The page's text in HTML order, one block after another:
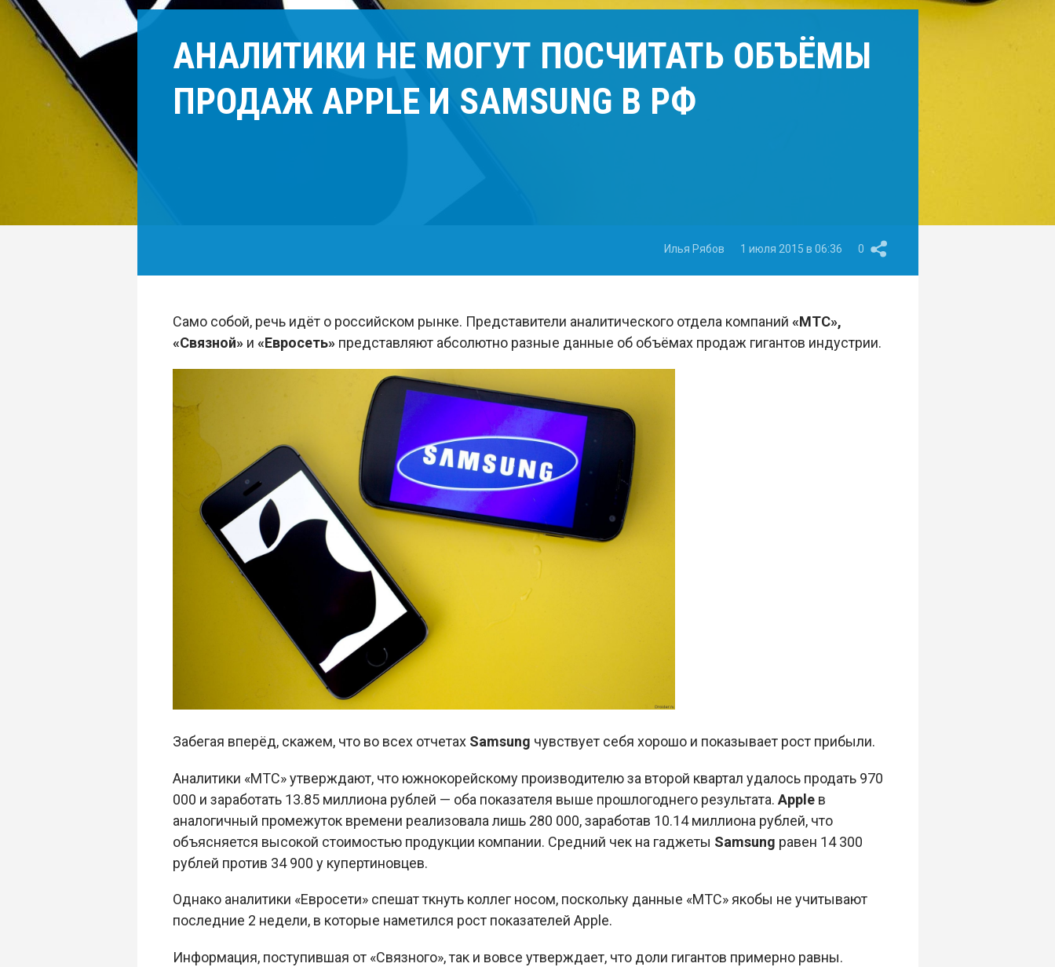
АНАЛИТИКИ НЕ МОГУТ ПОСЧИТАТЬ ОБЪЁМЫ
ПРОДАЖ APPLE И SAMSUNG В РФ
Илья Рябов 1 июля 2015 в 06:36 0
Само собой, речь идёт о российском рынке. Представители аналитического отдела компаний «МТС»,
«Связной»и «Евросеть»представляют абсолютно разные данные об объёмах продаж гигантов индустрии.
Забегая вперёд, скажем, что во всех отчетахSamsung чувствует себя хорошо и показывает рост прибыли.
Аналитики «МТС» утверждают, что южнокорейскому производителю за второй квартал удалось продать 970
000 и заработать 13.85 миллиона рублей — оба показателя выше прошлогоднего результата. Appleв
аналогичный промежуток времени реализовала лишь 280 000, заработав 10.14 миллиона рублей, что
объясняется высокой стоимостью продукции компании. Средний чек на гаджеты Samsung равен 14 300
рублей против 34 900 у купертиновцев.
Однако аналитики «Евросети» спешат ткнуть коллег носом, поскольку данные «МТС» якобы не учитывают
последние 2 недели, в которые наметился рост показателей Apple.
Информация, поступившая от «Связного», так и вовсе утверждает, что доли гигантов примерно равны.